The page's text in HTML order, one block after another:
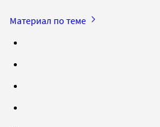
Материал по теме